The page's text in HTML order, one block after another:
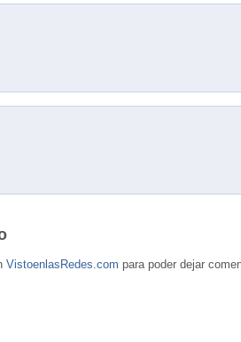
VistoenlasRedes.com para poder dejar